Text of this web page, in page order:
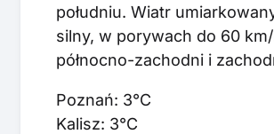
południu. Wiatr
silny, w porywach do 60
północno-zachodni i
Poznań: 3°C
Kalisz: 3°C